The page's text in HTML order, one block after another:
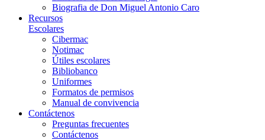
Biografia de Don Miguel Antonio Caro
Recursos
Escolares
Cibermac
Notimac
Útiles escolares
Bibliobanco
Uniformes
Formatos de permisos
Manual de convivencia
Contáctenos
Preguntas frecuentes
Contáctenos